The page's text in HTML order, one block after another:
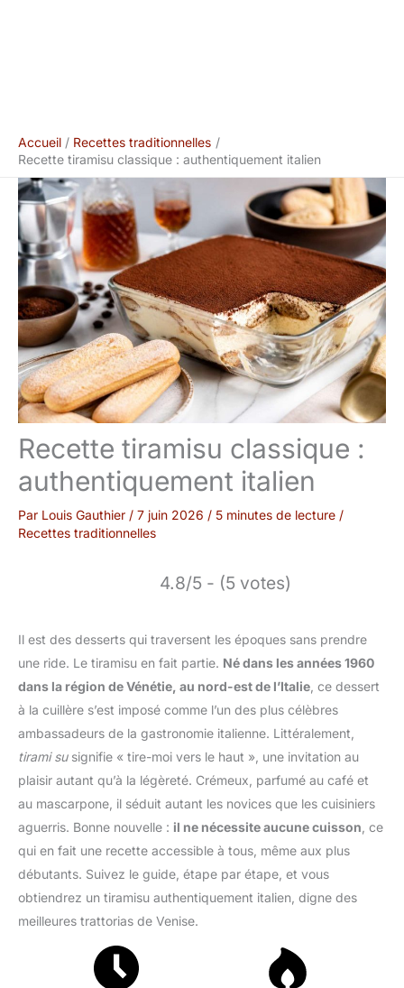
Accueil
Recettes traditionnelles
Recette tiramisu classique : authentiquement italien
Recette tiramisu classique :
authentiquement italien
Par Louis Gauthier / 7 juin 2026 / 5 minutes de lecture /
Recettes traditionnelles
4.8/5 - (5 votes)
Il est des desserts qui traversent les époques sans prendre
une ride. Le tiramisu en fait partie. Né dans les années 1960
dans la région de Vénétie, au nord-est de l’Italie , ce dessert
à la cuillère s’est imposé comme l’un des plus célèbres
ambassadeurs de la gastronomie italienne. Littéralement,
tirami susignifie « tire-moi vers le haut », une invitation au
plaisir autant qu’à la légèreté. Crémeux, parfumé au café et
au mascarpone, il séduit autant les novices que les cuisiniers
aguerris. Bonne nouvelle : il ne nécessite aucune cuisson , ce
qui en fait une recette accessible à tous, même aux plus
débutants. Suivez le guide, étape par étape, et vous
obtiendrez un tiramisu authentiquement italien, digne des
meilleures trattorias de Venise.